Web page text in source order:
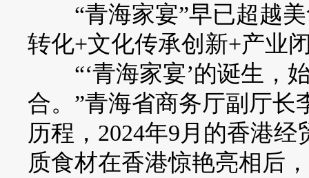
“青海家宴”早已超越美
转化+文化传承创新+产业
“‘青海家宴’的诞生，
合。”青海省商务厅副厅长
历程，2024年9月的香港
质食材在香港惊艳亮相后